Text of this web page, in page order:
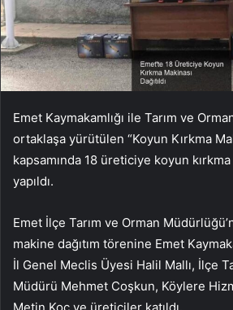
Emet Kaymakamlığı ile Tarım ve
ortaklaşa yürütülen “Koyun Kırkma
kapsamında 18 üreticiye koyun kırkma
yapıldı.
Emet İlçe Tarım ve Orman
makine dağıtım törenine Emet
İl Genel Meclis Üyesi Halil Mallı, İlçe
Müdürü Mehmet Coşkun, Köylere